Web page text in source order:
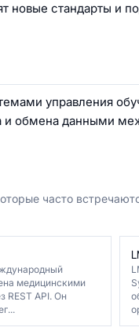
новые стандарты и
управления
и обмена данными
часто
медицинскими
REST API. Он